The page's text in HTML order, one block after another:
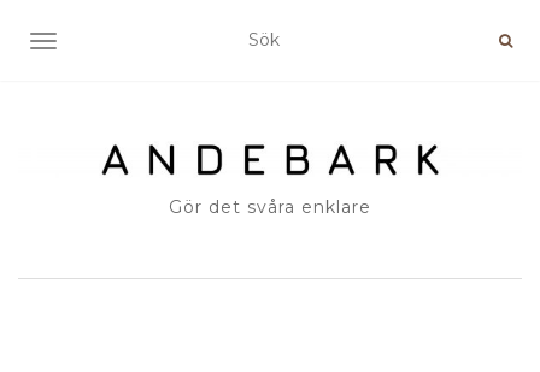
SLÅ PÅ/AV NAVIGERING
Gör det svåra enklare